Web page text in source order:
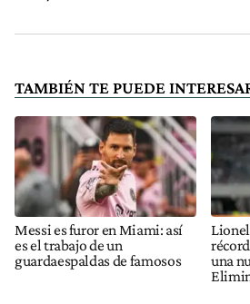
TAMBIÉN TE PUEDE
Messi es furor en Miami: así
es el trabajo de un
guardaespaldas de famosos
una